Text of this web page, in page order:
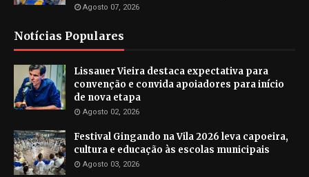
Agosto 07, 2026
Notícias Populares
Lissauer Vieira destaca expectativa para
convenção e convida apoiadores para início
de nova etapa
Agosto 02, 2026
Festival Gingando na Vila 2026 leva capoeira,
cultura e educação às escolas municipais
Agosto 03, 2026